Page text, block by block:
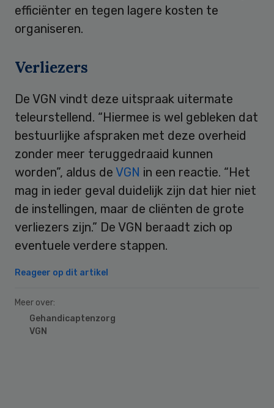
efficiënter en tegen lagere kosten te
organiseren.
Verliezers
De VGN vindt deze uitspraak uitermate
teleurstellend. “Hiermee is wel gebleken dat
bestuurlijke afspraken met deze overheid
zonder meer teruggedraaid kunnen
worden”, aldus de VGN in een reactie. “Het
mag in ieder geval duidelijk zijn dat hier niet
de instellingen, maar de cliënten de grote
verliezers zijn.” De VGN beraadt zich op
eventuele verdere stappen.
Reageer op dit artikel
Meer over:
Gehandicaptenzorg
VGN